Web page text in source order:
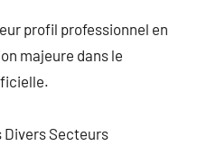
profil professionnel en
majeure dans le
Divers Secteurs